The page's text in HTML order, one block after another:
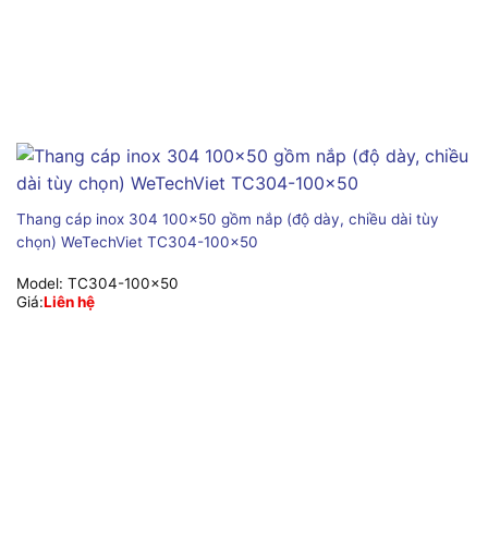
Thang cáp inox 304 100×50 gồm nắp (độ dày, chiều dài tùy
chọn) WeTechViet TC304-100×50
Model: TC304-100x50
Giá:Liên hệ